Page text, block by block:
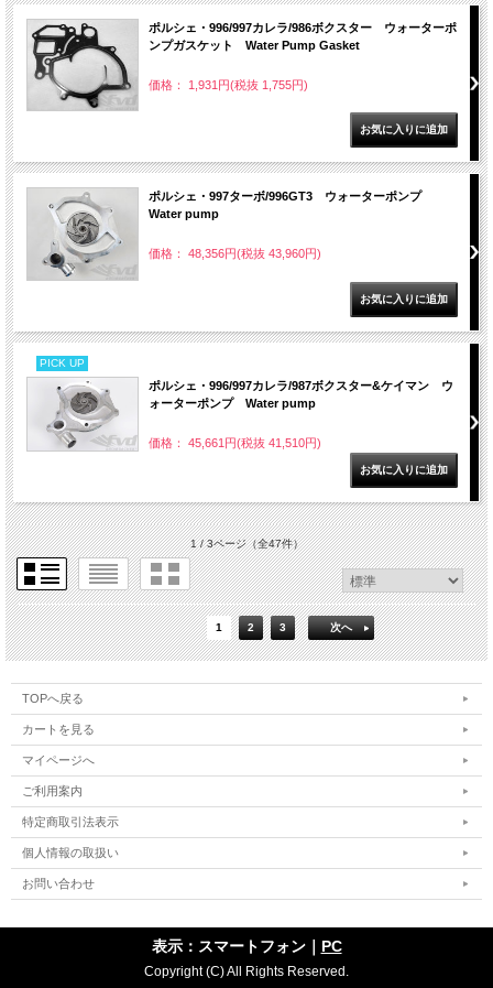
ポルシェ・996/997カレラ/986ボクスター ウォーターポ
ンプガスケット Water Pump Gasket
価格： 1,931円(税抜 1,755円)
ポルシェ・997ターボ/996GT3 ウォーターポンプ
Water pump
価格： 48,356円(税抜 43,960円)
PICK UP
ポルシェ・996/997カレラ/987ボクスター&ケイマン ウ
ォーターポンプ Water pump
価格： 45,661円(税抜 41,510円)
1 / 3ページ（全47件）
1 2 3 次へ
TOPへ戻る
カートを見る
マイページへ
ご利用案内
特定商取引法表示
個人情報の取扱い
お問い合わせ
表示：スマートフォン｜ PC
Copyright (C) All Rights Reserved.